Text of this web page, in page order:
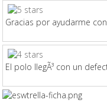
Gracias por ayudarme
El polo llegÃ³ con un